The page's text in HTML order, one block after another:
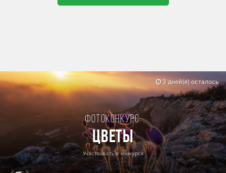
Фотоконкурс:
Цветы
Участвовать в конкурсе
3 дней(я) осталось